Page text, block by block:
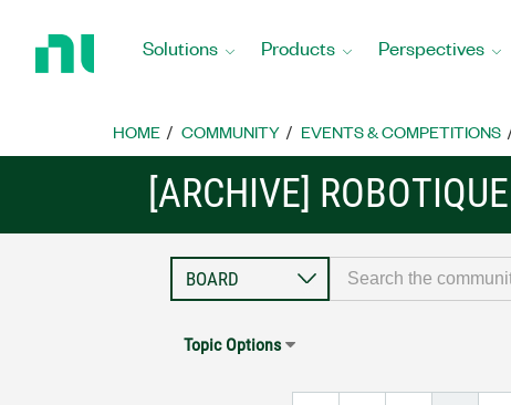
Home
Solutions Products Perspectives
HOME COMMUNITY EVENTS & COMPETITIONS
[ARCHIVE]
Topic Options